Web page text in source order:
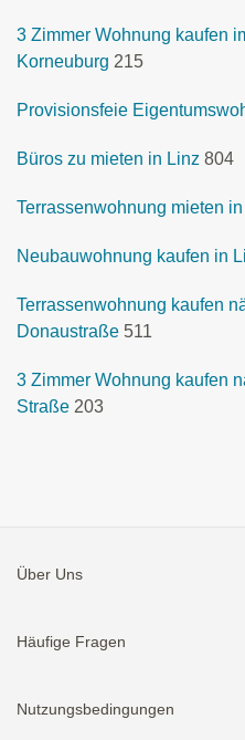
3 Zimmer Wohnung kaufen
Korneuburg 215
Provisionsfeie
Büros zu mieten in Linz 804
Terrassenwohnung mieten
Neubauwohnung kaufen in
Terrassenwohnung kaufen
Donaustraße 511
3 Zimmer Wohnung kaufen
Straße 203
Über Uns
Häufige Fragen
Nutzungsbedingungen